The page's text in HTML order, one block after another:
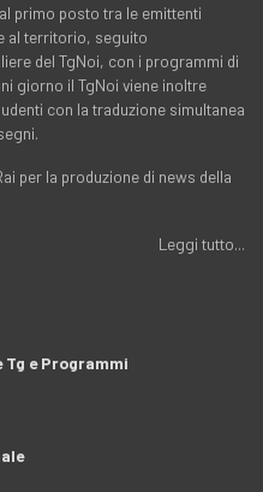
primo posto tra le emittenti
al territorio, seguito
del TgNoi, con i programmi di
giorno il TgNoi viene inoltre
con la traduzione simultanea
per la produzione di news della
Leggi tutto...
e Programmi